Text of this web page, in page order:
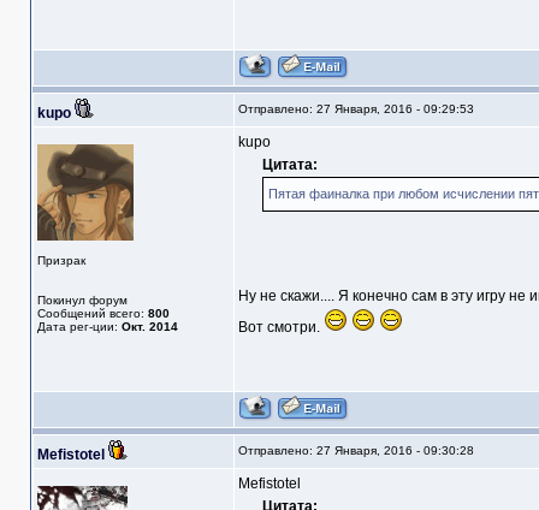
kupo Отправлено: 27 Января, 2016 - 09:29:53
Призрак
Покинул форум
Сообщений всего: 800
Дата рег-ции: Окт. 2014
kupo
Цитата:
Пятая фаиналка при любом исчислении
Ну не скажи.... Я конечно сам в эту игру не
Вот смотри.
Mefistotel Отправлено: 27 Января, 2016 - 09:30:28
Mefistotel
Цитата: